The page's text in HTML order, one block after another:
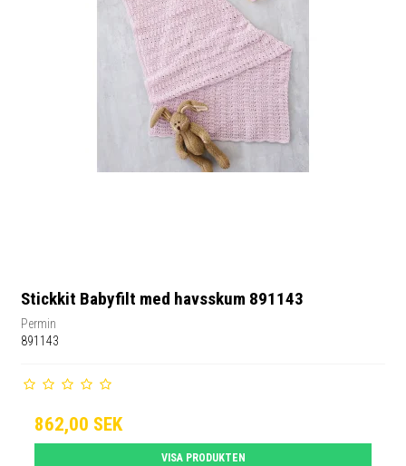
Stickkit Babyfilt med havsskum 891143
Permin
891143
862,00 SEK
VISA PRODUKTEN